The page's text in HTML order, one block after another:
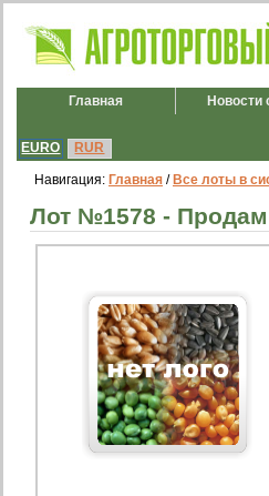
Главная Новости
EURO RUR
Навигация: Главная / Все лоты в
Лот №1578 - Продам